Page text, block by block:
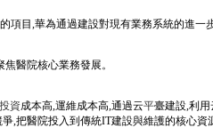
項目,華為通過建設對現有業務系統的進一
醫院核心業務發展。
投資成本高,運維成本高,通過云平臺建設,利用
,把醫院投入到傳統IT建設與維護的核心資